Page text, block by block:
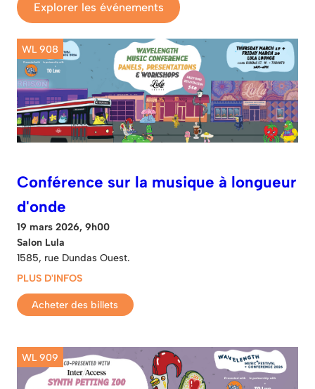
Explorer les événements
WL 908
Conférence sur la musique à longueur
d'onde
19 mars 2026, 9h00
Salon Lula
1585, rue Dundas Ouest.
PLUS D'INFOS
Acheter des billets
WL 909